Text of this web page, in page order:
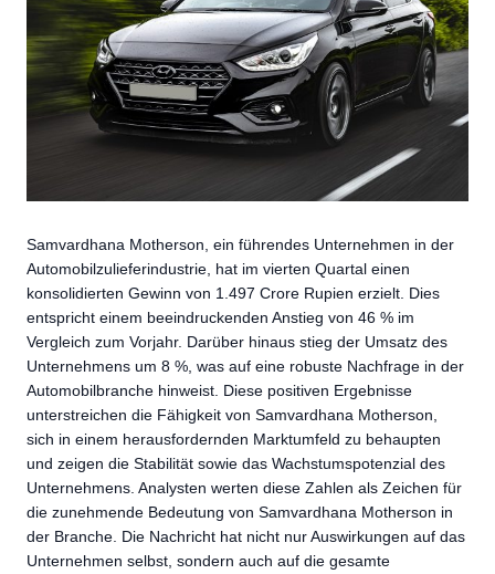
Samvardhana Motherson, ein führendes Unternehmen in der
Automobilzulieferindustrie, hat im vierten Quartal einen
konsolidierten Gewinn von 1.497 Crore Rupien erzielt. Dies
entspricht einem beeindruckenden Anstieg von 46 % im
Vergleich zum Vorjahr. Darüber hinaus stieg der Umsatz des
Unternehmens um 8 %, was auf eine robuste Nachfrage in der
Automobilbranche hinweist. Diese positiven Ergebnisse
unterstreichen die Fähigkeit von Samvardhana Motherson,
sich in einem herausfordernden Marktumfeld zu behaupten
und zeigen die Stabilität sowie das Wachstumspotenzial des
Unternehmens. Analysten werten diese Zahlen als Zeichen für
die zunehmende Bedeutung von Samvardhana Motherson in
der Branche. Die Nachricht hat nicht nur Auswirkungen auf das
Unternehmen selbst, sondern auch auf die gesamte